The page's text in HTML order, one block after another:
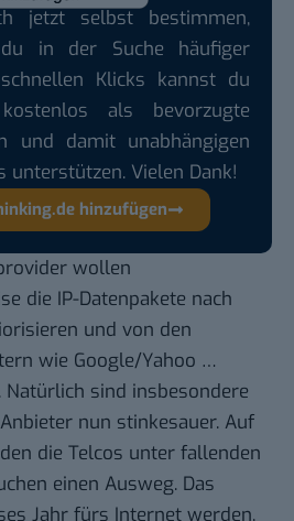
jetzt selbst bestimmen,
in der Suche häufiger
Klicks kannst du
als bevorzugte
und damit unabhängigen
unterstützen. Vielen Dank!
hinzufügen
wollen
die IP-Datenpakete nach
und von den
wie Google/Yahoo …
. Natürlich sind insbesondere
nun stinkesauer. Auf
die Telcos unter fallenden
einen Ausweg. Das
Jahr fürs Internet werden,